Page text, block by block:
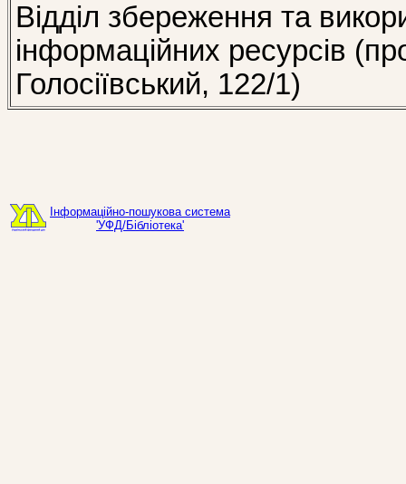
Відділ збереження та
інформаційних ресурсів
Голосіївський, 122/1)
Інформаційно-пошукова система
'УФД/Бібліотека'